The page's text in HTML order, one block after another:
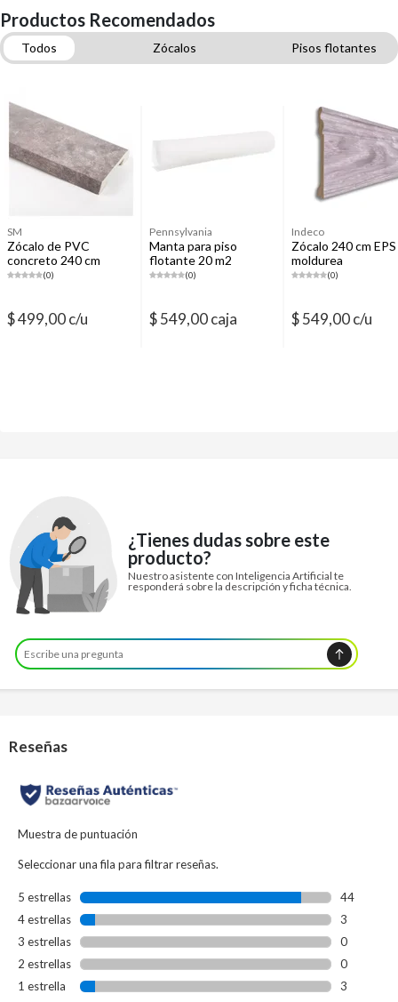
Productos Recomendados
Todos Zócalos
Pisos flotantes
Selladores y fijadores
SM
Zócalo de PVC
concreto 240 cm
(0)
$ 499,00 c/u
Pennsylvania
Manta para piso
flotante 20 m2
(0)
$ 549,00 caja
Indeco
Zócalo 240 cm
moldurea
(0)
$ 549,00 c/u
¿Tienes dudas sobre este
producto?
Nuestro asistente con Inteligencia Artificial te
responderá sobre la descripción y ficha técnica.